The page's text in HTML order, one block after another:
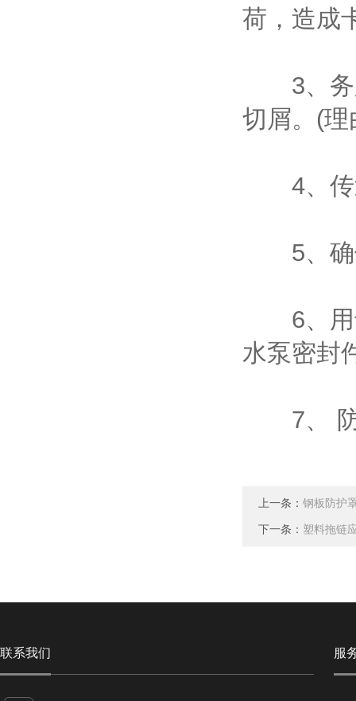
荷，造成
3、务必
切屑。(
4、传
5、确
6、用于
水泵密封
7、 防
上一条： 钢板防护
下一条： 塑料拖链
联系我们 服